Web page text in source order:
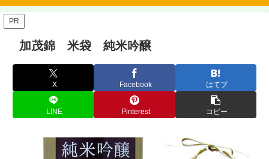
PR
加茂錦 米袋 純米吟醸
X Facebook はてブ
LINE Pinterest コピー